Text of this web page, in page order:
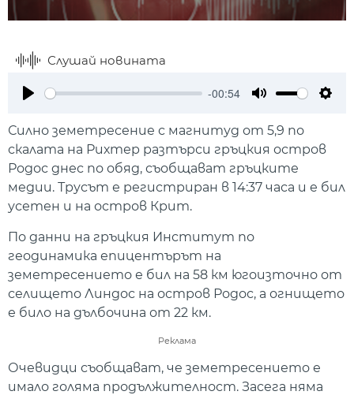
Слушай новината
-00:54
Силно земетресение с магнитуд от 5,9 по
скалата на Рихтер разтърси гръцкия остров
Родос днес по обяд, съобщават гръцките
медии. Трусът е регистриран в 14:37 часа и е бил
усетен и на остров Крит.
По данни на гръцкия Институт по
геодинамика епицентърът на
земетресението е бил на 58 км югоизточно от
селището Линдос на остров Родос, а огнището
е било на дълбочина от 22 км.
Реклама
Очевидци съобщават, че земетресението е
имало голяма продължителност. Засега няма